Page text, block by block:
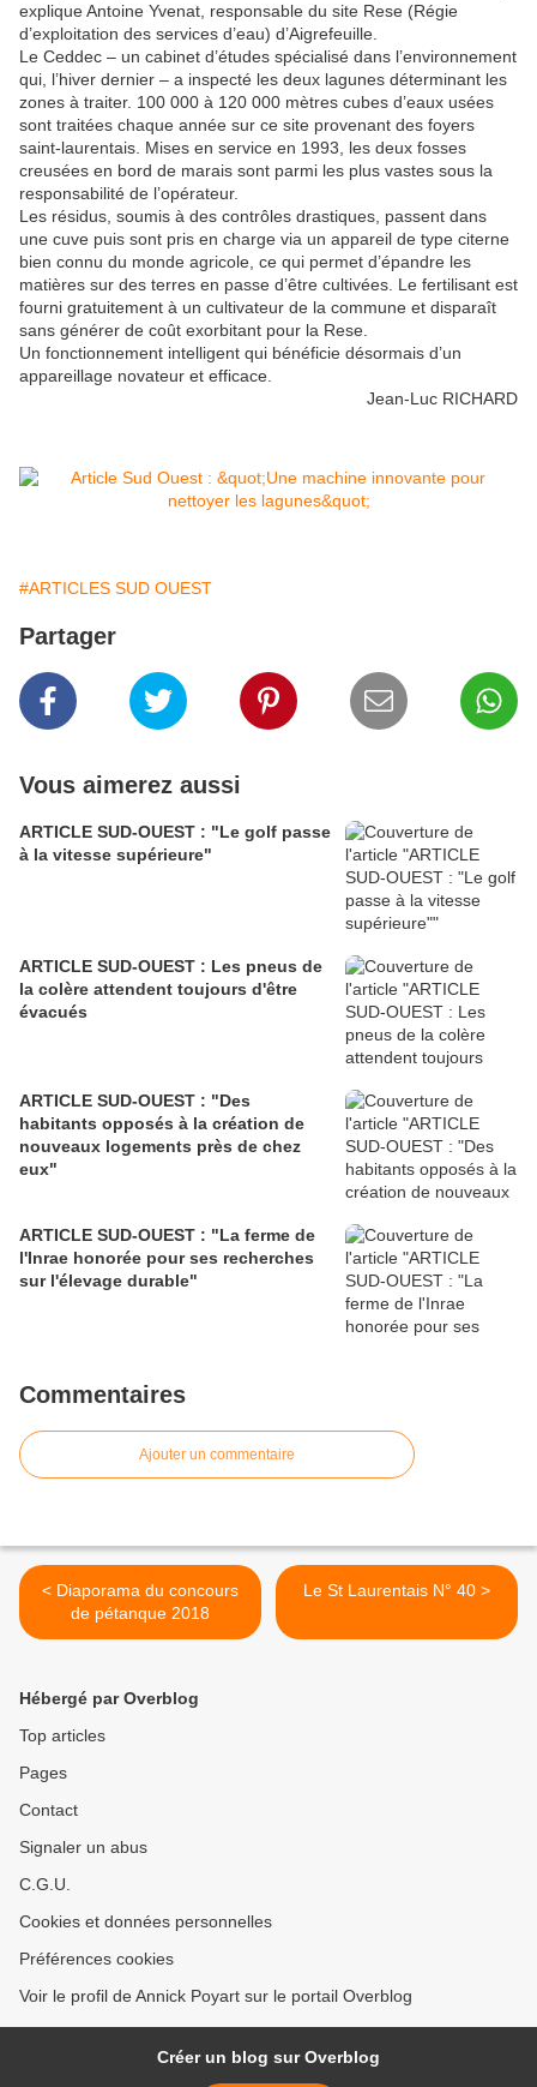
explique Antoine Yvenat, responsable du site Rese (Régie
d’exploitation des services d’eau) d’Aigrefeuille.
Le Ceddec – un cabinet d’études spécialisé dans l’environnement
qui, l’hiver dernier – a inspecté les deux lagunes déterminant les
zones à traiter. 100 000 à 120 000 mètres cubes d’eaux usées
sont traitées chaque année sur ce site provenant des foyers
saint-laurentais. Mises en service en 1993, les deux fosses
creusées en bord de marais sont parmi les plus vastes sous la
responsabilité de l’opérateur.
Les résidus, soumis à des contrôles drastiques, passent dans
une cuve puis sont pris en charge via un appareil de type citerne
bien connu du monde agricole, ce qui permet d’épandre les
matières sur des terres en passe d’être cultivées. Le fertilisant est
fourni gratuitement à un cultivateur de la commune et disparaît
sans générer de coût exorbitant pour la Rese.
Un fonctionnement intelligent qui bénéficie désormais d’un
appareillage novateur et efficace.
Jean-Luc RICHARD
#ARTICLES SUD OUEST
Partager
Vous aimerez aussi
ARTICLE SUD-OUEST : "Le golf passe
à la vitesse supérieure"
ARTICLE SUD-OUEST : Les pneus de
la colère attendent toujours d'être
évacués
ARTICLE SUD-OUEST : "Des
habitants opposés à la création de
nouveaux logements près de chez
eux"
ARTICLE SUD-OUEST : "La ferme de
l'Inrae honorée pour ses recherches
sur l'élevage durable"
Commentaires
Ajouter un commentaire
< Diaporama du concours
de pétanque 2018
Le St Laurentais N° 40 >
Hébergé par Overblog
Top articles
Pages
Contact
Signaler un abus
C.G.U.
Cookies et données personnelles
Préférences cookies
Voir le profil de Annick Poyart sur le portail Overblog
Créer un blog sur Overblog